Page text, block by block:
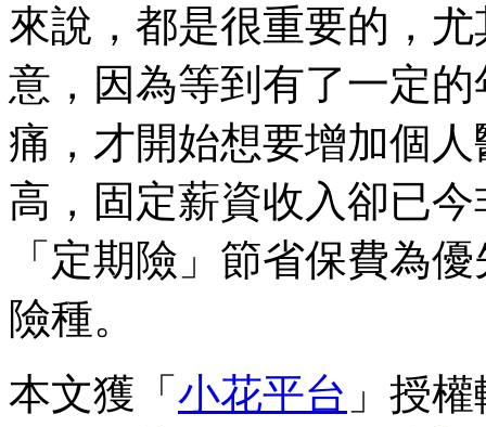
來說，都是很重要的，
意，因為等到有了一定
痛，才開始想要增加個
高，固定薪資收入卻已
「定期險」節省保費為
險種。
本文獲「 小花平台 」授